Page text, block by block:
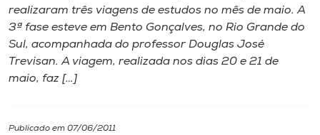
Internacionalização
I.nova
Diplomados
realizaram três viagens de estudos no mês de maio. A
3ª fase esteve em Bento Gonçalves, no Rio Grande do
Sul, acompanhada do professor Douglas José
Trevisan. A viagem, realizada nos dias 20 e 21 de
maio, faz […]
Publicado em 07/06/2011